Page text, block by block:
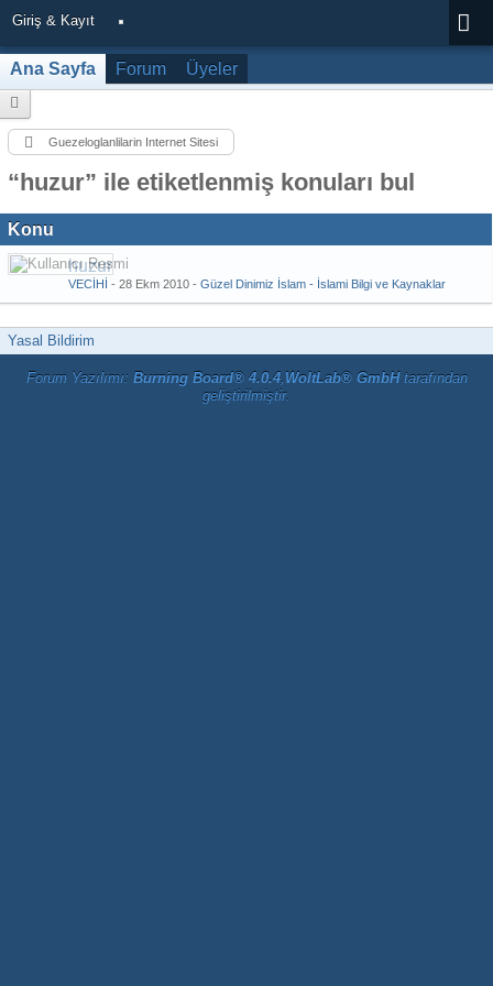
Giriş & Kayıt
Ana Sayfa Forum Üyeler
Guezeloglanlilarin Internet Sitesi
“huzur” ile etiketlenmiş konuları bul
Konu
huzur
VECİHİ - 28 Ekm 2010 - Güzel Dinimiz İslam - İslami Bilgi ve Kaynaklar
Yasal Bildirim
Forum Yazılımı: Burning Board® 4.0.4, WoltLab® GmbHtarafından
geliştirilmiştir.